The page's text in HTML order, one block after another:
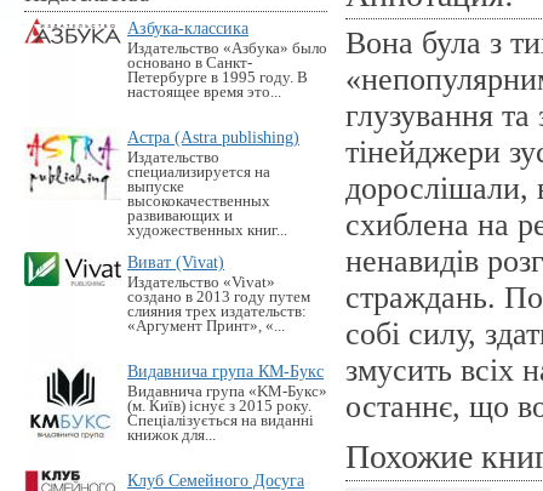
Азбука-классика
Издательство «Азбука» было
основано в Санкт-
Петербурге в 1995 году. В
настоящее время это...
Астра (Astra publishing)
Издательство
специализируется на
выпуске
высококачественных
развивающих и
художественных книг...
Виват (Vivat)
Издательство «Vivat»
создано в 2013 году путем
слияния трех издательств:
«Аргумент Принт», «...
Видавнича група КМ-Букс
Видавнича група «KM-Букс»
(м. Київ) існує з 2015 року.
Спеціалізується на виданні
книжок для...
Клуб Семейного Досуга
Вона була з
глузування
тінейджери
дорослішали,
схиблена на
ненавидів
страждань.
собі силу,
змусить всіх
останнє, що
Похожие